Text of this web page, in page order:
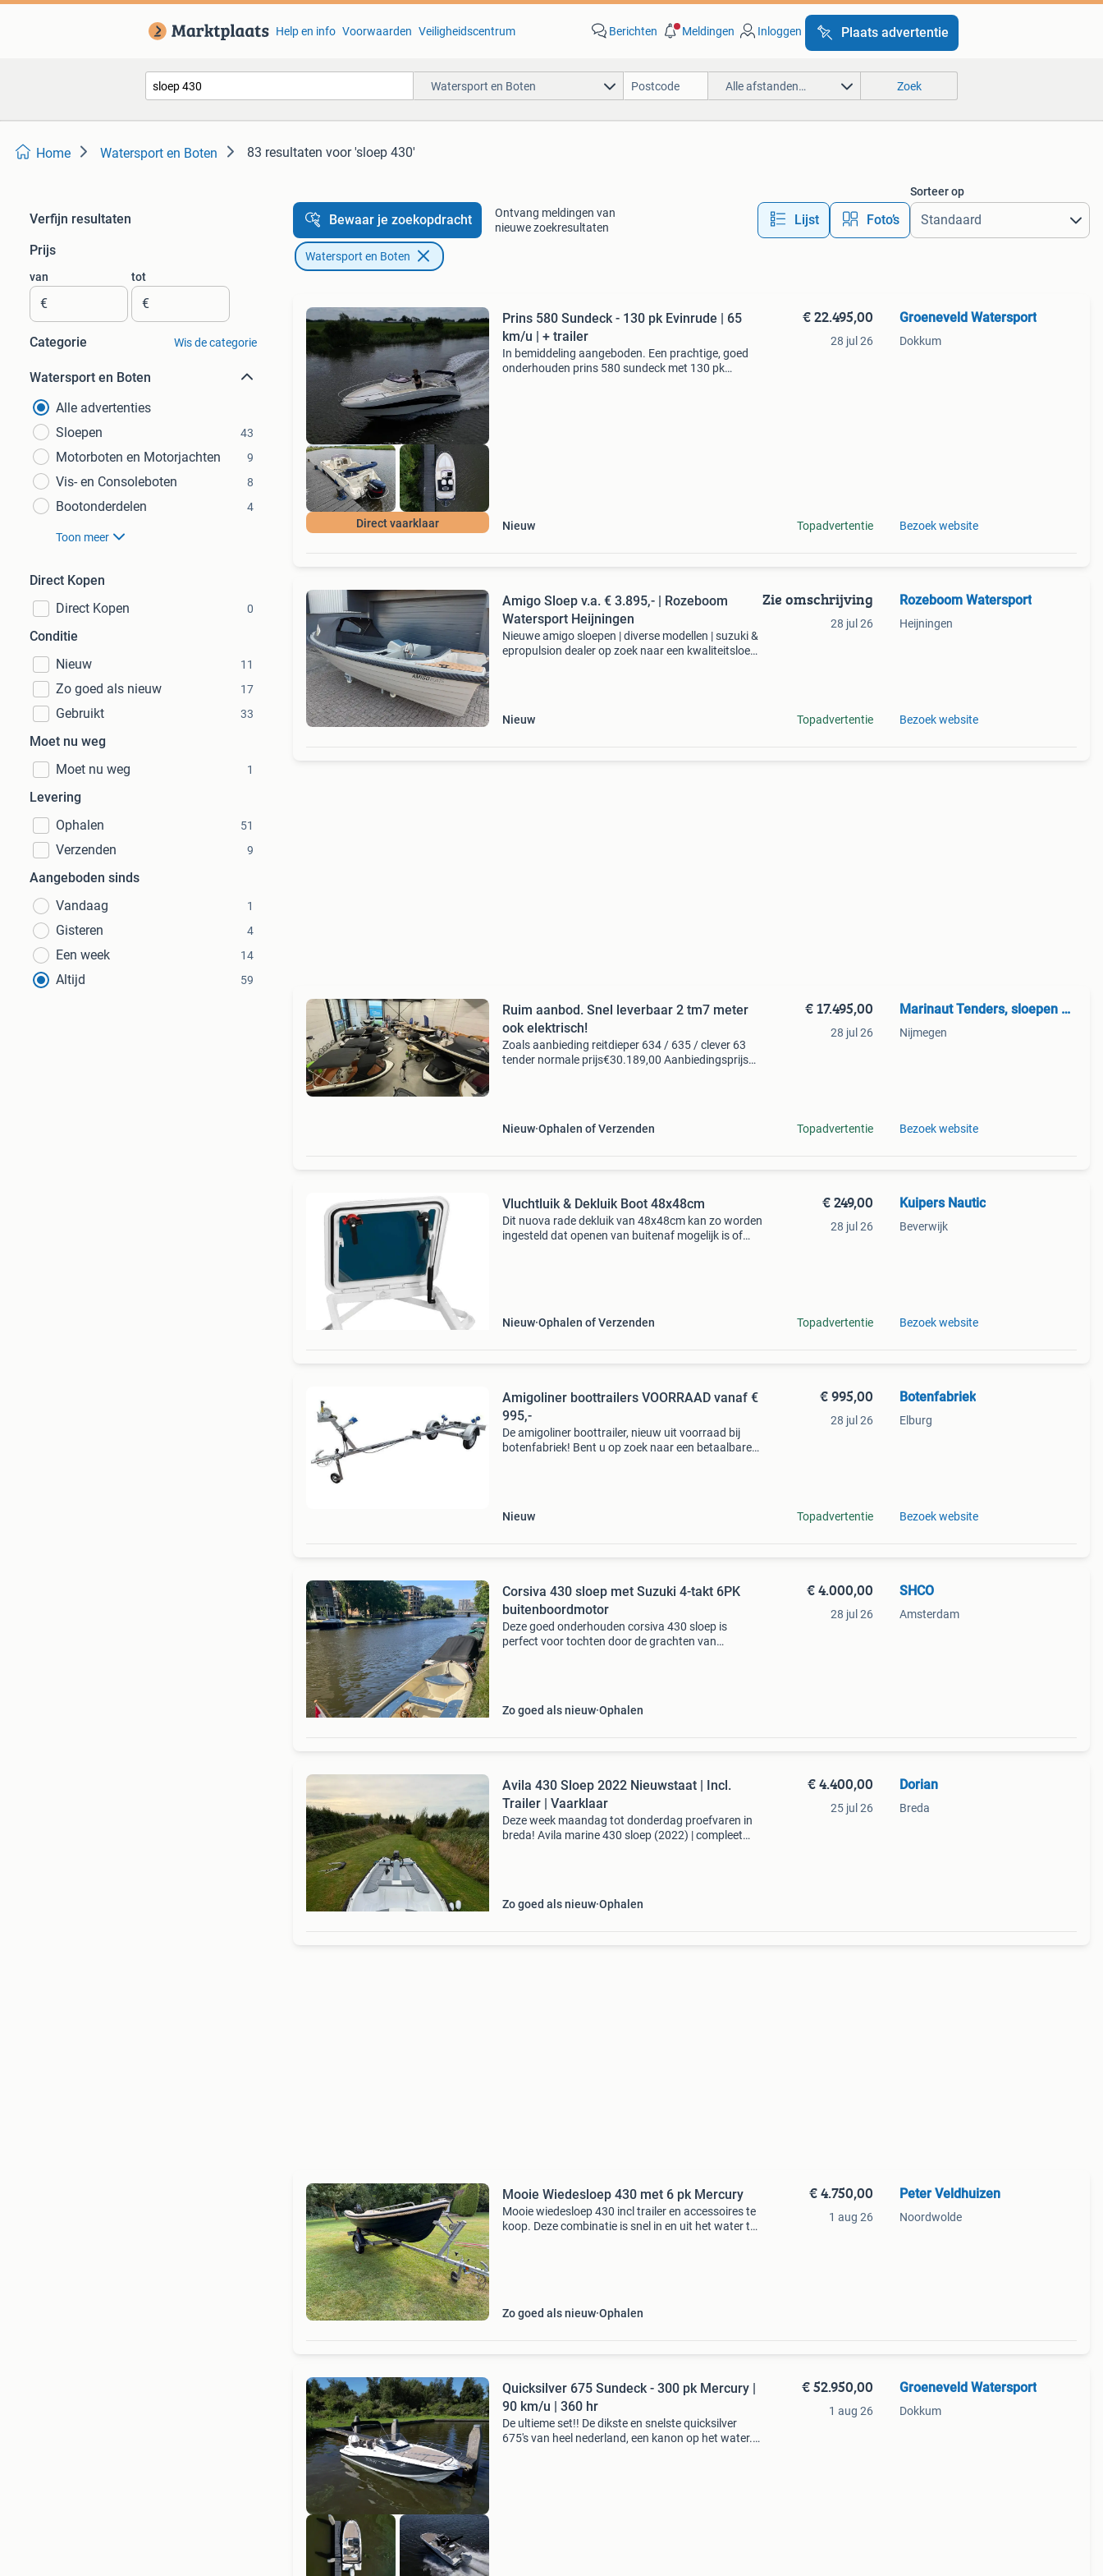
Help en info Voorwaarden Veiligheidscentrum Berichten Meldingen Inloggen Plaats advertentie
Watersport en Boten Alle afstanden… Zoek
Home Watersport en Boten 83 resultaten voor 'sloep 430'
Verfijn resultaten
Prijs
van
€
tot
€
Categorie Wis de categorie
Watersport en Boten
Alle advertenties
Sloepen
43
Motorboten en Motorjachten 9
Vis- en Consoleboten 8
Bootonderdelen 4
Toon meer
Direct Kopen
Direct Kopen
0
Conditie
Nieuw
11
Zo goed als nieuw 17
Gebruikt 33
Moet nu weg
Moet nu weg
1
Levering
Ophalen
51
Verzenden 9
Aangeboden sinds
Vandaag
1
Gisteren 4
Een week 14
Altijd 59
Bewaar je zoekopdracht
Ontvang meldingen van
nieuwe zoekresultaten
Lijst Foto’s
Sorteer op
Watersport en Boten
Direct vaarklaar
Prins 580 Sundeck - 130 pk Evinrude | 65
km/u | + trailer
In bemiddeling aangeboden. Een prachtige, goed
onderhouden prins 580 sundeck met 130 pk
Nieuw
€ 22.495,00
28 jul 26
Topadvertentie
Groeneveld Watersport
Dokkum
Bezoek website
Amigo Sloep v.a. € 3.895,- | Rozeboom
Watersport Heijningen
Nieuwe amigo sloepen | diverse modellen | suzuki &
epropulsion dealer op zoek naar een kwaliteitsloep
Nieuw
Zie omschrijving
28 jul 26
Topadvertentie
Rozeboom Watersport
Heijningen
Bezoek website
Ruim aanbod. Snel leverbaar 2 tm7 meter
ook elektrisch!
Zoals aanbieding reitdieper 634 / 635 / clever 63
tender normale prijs€30.189,00 Aanbiedingsprijs
Nieuw Ophalen of Verzenden
€ 17.495,00
28 jul 26
Topadvertentie
Marinaut Tenders, sloepen en bootmotoren
Nijmegen
Bezoek website
Vluchtluik & Dekluik Boot 48x48cm
Dit nuova rade dekluik van 48x48cm kan zo worden
ingesteld dat openen van buitenaf mogelijk is of
Nieuw Ophalen of Verzenden
€ 249,00
28 jul 26
Topadvertentie
Kuipers Nautic
Beverwijk
Bezoek website
Amigoliner boottrailers VOORRAAD vanaf €
995,-
De amigoliner boottrailer, nieuw uit voorraad bij
botenfabriek! Bent u op zoek naar een betaalbare
Nieuw
€ 995,00
28 jul 26
Topadvertentie
Botenfabriek
Elburg
Bezoek website
Corsiva 430 sloep met Suzuki 4-takt 6PK
buitenboordmotor
Deze goed onderhouden corsiva 430 sloep is
perfect voor tochten door de grachten van
Zo goed als nieuw Ophalen
€ 4.000,00
28 jul 26
SHCO
Amsterdam
Avila 430 Sloep 2022 Nieuwstaat | Incl.
Trailer | Vaarklaar
Deze week maandag tot donderdag proefvaren in
breda! Avila marine 430 sloep (2022) | compleet
Zo goed als nieuw Ophalen
€ 4.400,00
25 jul 26
Dorian
Breda
Mooie Wiedesloep 430 met 6 pk Mercury
Mooie wiedesloep 430 incl trailer en accessoires te
koop. Deze combinatie is snel in en uit het water te
Zo goed als nieuw Ophalen
€ 4.750,00
1 aug 26
Peter Veldhuizen
Noordwolde
Quicksilver 675 Sundeck - 300 pk Mercury |
90 km/u | 360 hr
De ultieme set!! De dikste en snelste quicksilver
675's van heel nederland, een kanon op het water.
€ 52.950,00
1 aug 26
Groeneveld Watersport
Dokkum